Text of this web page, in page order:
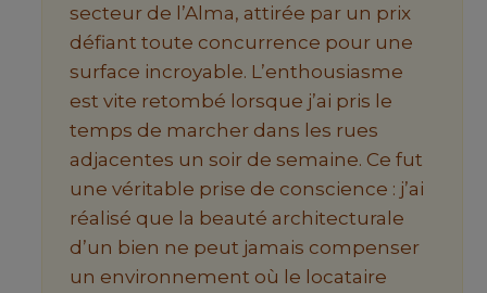
secteur de l’Alma, attirée par un prix
défiant toute concurrence pour une
surface incroyable. L’enthousiasme
est vite retombé lorsque j’ai pris le
temps de marcher dans les rues
adjacentes un soir de semaine. Ce fut
une véritable prise de conscience : j’ai
réalisé que la beauté architecturale
d’un bien ne peut jamais compenser
un environnement où le locataire